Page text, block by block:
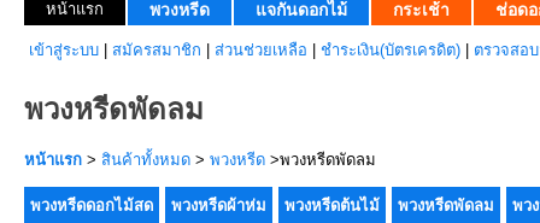
หน้าแรก พวงหรีด แจกันดอกไม้ กระเช้า ช่อดอ
เข้าสู่ระบบ สมัครสมาชิก ส่วนช่วยเหลือ ชำระเงิน(บัตรเครดิต) ตรวจสอ
พวงหรีดพัดลม
หน้าแรก > สินค้าทั้งหมด > พวงหรีด >พวงหรีดพัดลม
พวงหรีดดอกไม้สด พวงหรีดผ้าห่ม พวงหรีดต้นไม้ พวงหรีดพัดลม พว